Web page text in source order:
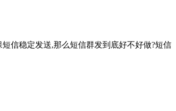
信稳定发送,那么短信群发到底好不好做?短信